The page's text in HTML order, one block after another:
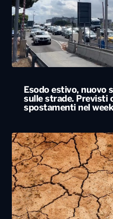
Esodo estivo, nuovo
sulle strade. Previsti
spostamenti nel